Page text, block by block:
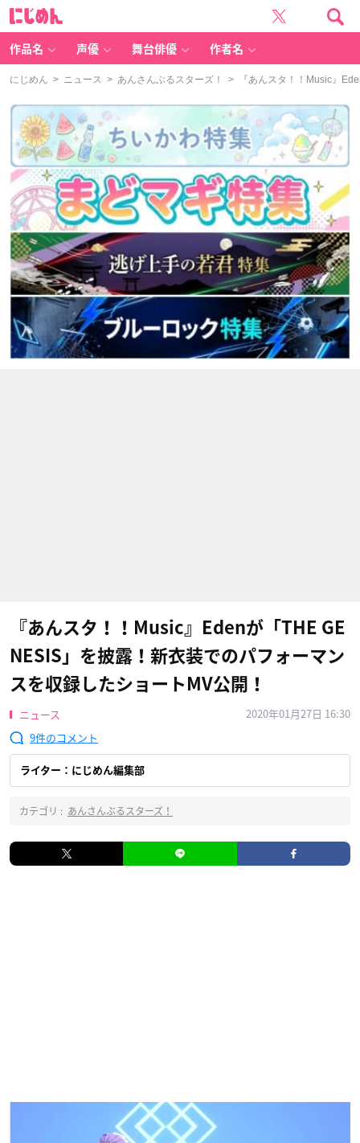
作品名 声優 舞台俳優 作者名
にじめん > ニュース > あんさんぶるスターズ！ > 『あんスタ！！Music』
『あんスタ！！Music』Edenが「THE GE
NESIS」を披露！新衣装でのパフォーマン
スを収録したショートMV公開！
ニュース
2020年01月27日 16:30
9
ライター：にじめん編集部
カテゴリ : あんさんぶるスターズ！